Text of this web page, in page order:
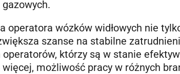
operatora wózków widłowych nie
szanse na stabilne
którzy są w stanie
możliwość pracy w różnych